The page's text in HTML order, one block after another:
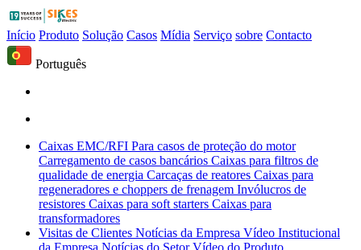
Início Produto Solução Casos Mídia Serviço sobre Contacto
Português
Caixas EMC/RFI Para casos de proteção do motor
Carregamento de casos bancários Caixas para filtros de
qualidade de energia Carcaças de reatores Caixas para
regeneradores e choppers de frenagem Invólucros de
resistores Caixas para soft starters Caixas para
transformadores
Visitas de Clientes Notícias da Empresa Vídeo Institucional
da Empresa Notícias do Setor Vídeo do Produto